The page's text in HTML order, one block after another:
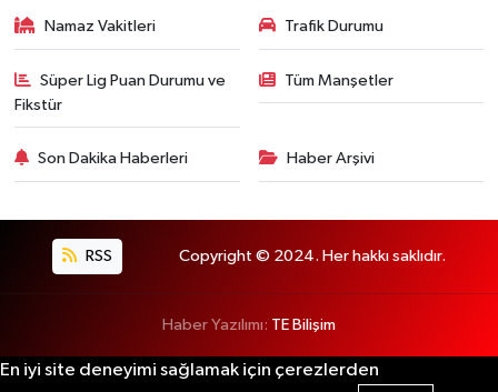
Namaz Vakitleri Trafik Durumu
Süper Lig Puan Durumu ve
Fikstür
Tüm Manşetler
Son Dakika Haberleri Haber Arşivi
RSS Copyright © 2024. Her hakkı saklıdır.
Haber Yazılımı: TE Bilişim
En iyi site deneyimi sağlamak için çerezlerden